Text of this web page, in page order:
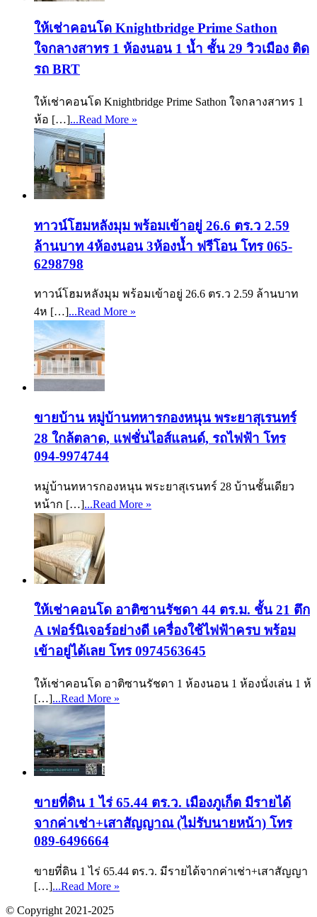
ให้เช่าคอนโด Knightbridge Prime Sathon
ใจกลางสาทร 1 ห้องนอน 1 น้ำ ชั้น 29 วิวเมือง ติด
รถ BRT
ให้เช่าคอนโด Knightbridge Prime Sathon ใจกลางสาทร 1
ห้อ […]...Read More »
ทาวน์โฮมหลังมุม พร้อมเข้าอยู่ 26.6 ตร.ว 2.59
ล้านบาท 4ห้องนอน 3ห้องน้ำ ฟรีโอน โทร 065-
6298798
ทาวน์โฮมหลังมุม พร้อมเข้าอยู่ 26.6 ตร.ว 2.59 ล้านบาท
4ห […]...Read More »
ขายบ้าน หมู่บ้านทหารกองหนุน พระยาสุเรนทร์
28 ใกล้ตลาด, แฟชั่นไอส์แลนด์, รถไฟฟ้า โทร
094-9974744
หมู่บ้านทหารกองหนุน พระยาสุเรนทร์ 28 บ้านชั้นเดียว
หน้าก […]...Read More »
ให้เช่าคอนโด อาติซานรัชดา 44 ตร.ม. ชั้น 21 ตึก
A เฟอร์นิเจอร์อย่างดี เครื่องใช้ไฟฟ้าครบ พร้อม
เข้าอยู่ได้เลย โทร 0974563645
ให้เช่าคอนโด อาติซานรัชดา 1 ห้องนอน 1 ห้องนั่งเล่น 1 ห้
[…]...Read More »
ขายที่ดิน 1 ไร่ 65.44 ตร.ว. เมืองภูเก็ต มีรายได้
จากค่าเช่า+เสาสัญญาณ (ไม่รับนายหน้า) โทร
089-6496664
ขายที่ดิน 1 ไร่ 65.44 ตร.ว. มีรายได้จากค่าเช่า+เสาสัญญา
[…]...Read More »
© Copyright 2021-2025